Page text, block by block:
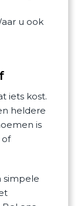
u ook
iets kost.
heldere
is
of
simpele